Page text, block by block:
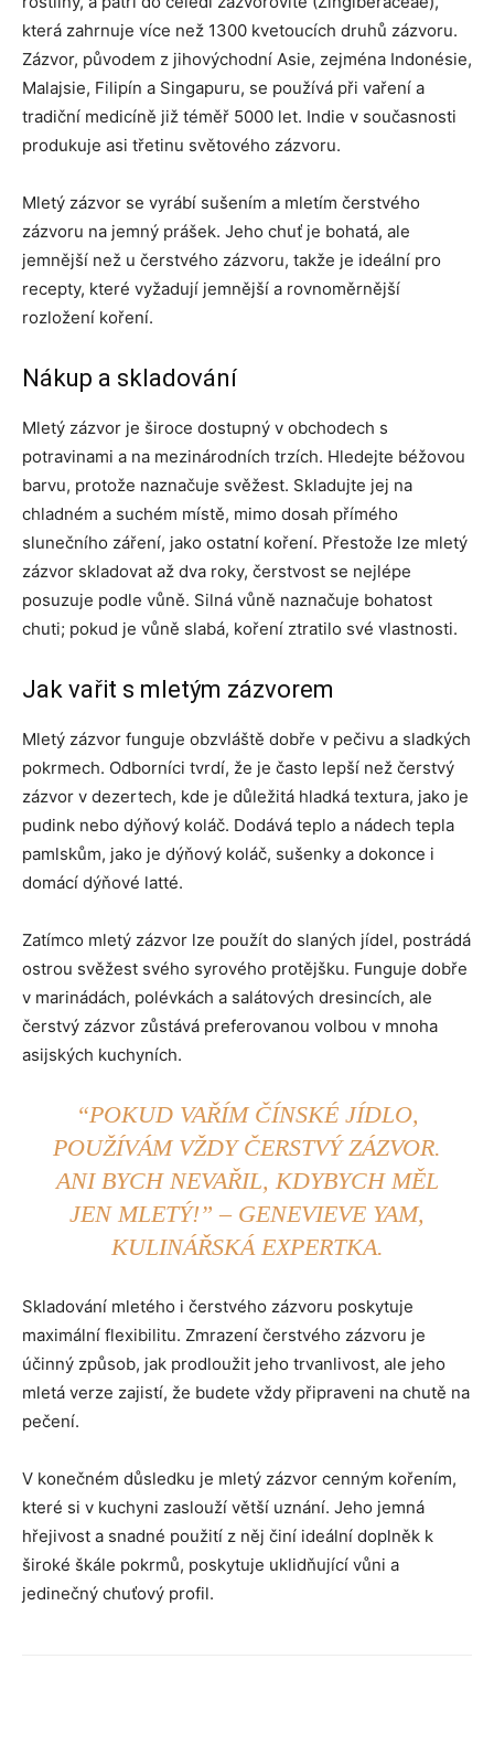
která zahrnuje více než 1300 kvetoucích druhů zázvoru.
Zázvor, původem z jihovýchodní Asie, zejména Indonésie,
Malajsie, Filipín a Singapuru, se používá při vaření a
tradiční medicíně již téměř 5000 let. Indie v současnosti
produkuje asi třetinu světového zázvoru.
Mletý zázvor se vyrábí sušením a mletím čerstvého
zázvoru na jemný prášek. Jeho chuť je bohatá, ale
jemnější než u čerstvého zázvoru, takže je ideální pro
recepty, které vyžadují jemnější a rovnoměrnější
rozložení koření.
Nákup a skladování
Mletý zázvor je široce dostupný v obchodech s
potravinami a na mezinárodních trzích. Hledejte béžovou
barvu, protože naznačuje svěžest. Skladujte jej na
chladném a suchém místě, mimo dosah přímého
slunečního záření, jako ostatní koření. Přestože lze mletý
zázvor skladovat až dva roky, čerstvost se nejlépe
posuzuje podle vůně. Silná vůně naznačuje bohatost
chuti; pokud je vůně slabá, koření ztratilo své vlastnosti.
Jak vařit s mletým zázvorem
Mletý zázvor funguje obzvláště dobře v pečivu a sladkých
pokrmech. Odborníci tvrdí, že je často lepší než čerstvý
zázvor v dezertech, kde je důležitá hladká textura, jako je
pudink nebo dýňový koláč. Dodává teplo a nádech tepla
pamlskům, jako je dýňový koláč, sušenky a dokonce i
domácí dýňové latté.
Zatímco mletý zázvor lze použít do slaných jídel, postrádá
ostrou svěžest svého syrového protějšku. Funguje dobře
v marinádách, polévkách a salátových dresincích, ale
čerstvý zázvor zůstává preferovanou volbou v mnoha
asijských kuchyních.
“POKUD VAŘÍM ČÍNSKÉ JÍDLO,
POUŽÍVÁM VŽDY ČERSTVÝ ZÁZVOR.
ANI BYCH NEVAŘIL, KDYBYCH MĚL
JEN MLETÝ!” – GENEVIEVE YAM,
KULINÁŘSKÁ EXPERTKA.
Skladování mletého i čerstvého zázvoru poskytuje
maximální flexibilitu. Zmrazení čerstvého zázvoru je
účinný způsob, jak prodloužit jeho trvanlivost, ale jeho
mletá verze zajistí, že budete vždy připraveni na chutě na
pečení.
V konečném důsledku je mletý zázvor cenným kořením,
které si v kuchyni zaslouží větší uznání. Jeho jemná
hřejivost a snadné použití z něj činí ideální doplněk k
široké škále pokrmů, poskytuje uklidňující vůni a
jedinečný chuťový profil.